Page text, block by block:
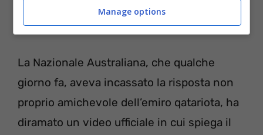
La Nazionale Australiana, che qualche
giorno fa, aveva incassato la risposta non
proprio amichevole dell’emiro qatariota, ha
diramato un video ufficiale in cui spiega il
Manage options